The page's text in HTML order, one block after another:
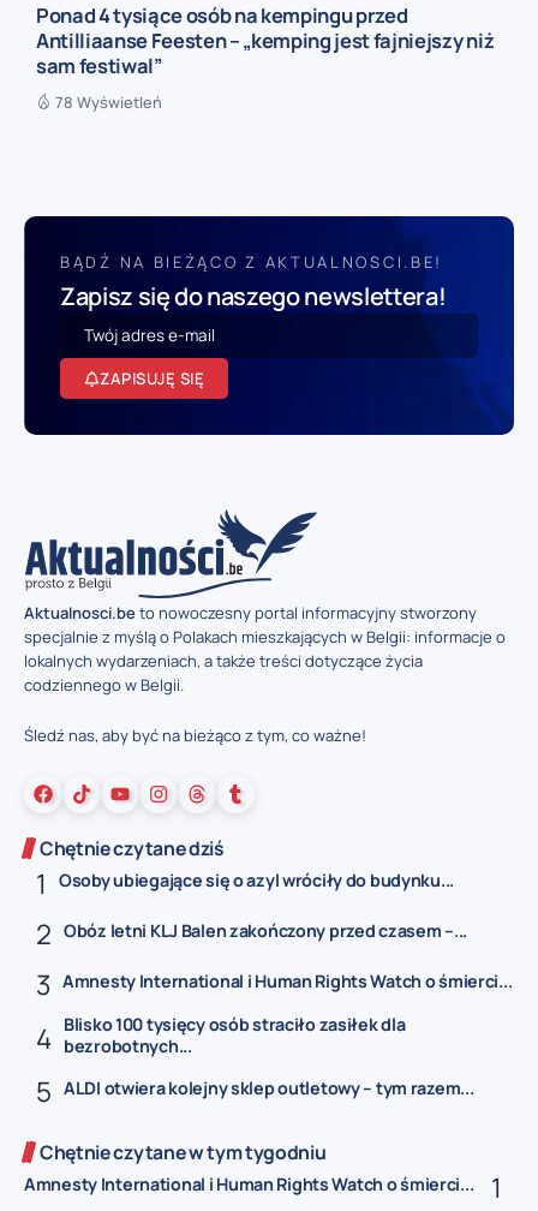
Ponad 4 tysiące osób na kempingu przed
Antilliaanse Feesten – „kemping jest fajniejszy niż
sam festiwal”
78 Wyświetleń
BĄDŹ NA BIEŻĄCO Z AKTUALNOSCI.BE!
Zapisz się do naszego newslettera!
ZAPISUJĘ SIĘ
Aktualnosci.beto nowoczesny portal informacyjny stworzony
specjalnie z myślą o Polakach mieszkających w Belgii: informacje o
lokalnych wydarzeniach, a także treści dotyczące życia
codziennego w Belgii.
Śledź nas, aby być na bieżąco z tym, co ważne!
Chętnie czytane dziś
Osoby ubiegające się o azyl wróciły do budynku...
Obóz letni KLJ Balen zakończony przed czasem –...
Amnesty International i Human Rights Watch o śmierci...
Blisko 100 tysięcy osób straciło zasiłek dla
bezrobotnych...
ALDI otwiera kolejny sklep outletowy – tym razem...
Chętnie czytane w tym tygodniu
Amnesty International i Human Rights Watch o śmierci...